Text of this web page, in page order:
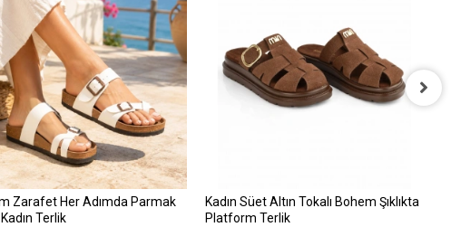
Zarafet Her Adımda Parmak
Terlik
Kadın Süet Altın Tokalı Bohem Şıklıkta
Platform Terlik